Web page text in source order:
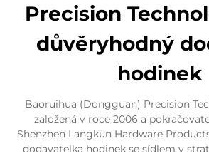
Precision
důvěryhodný
hodinek
Baoruihua (Dongguan) Precision
založená v roce 2006 a
Shenzhen Langkun Hardware
dodavatelka hodinek se sídlem v